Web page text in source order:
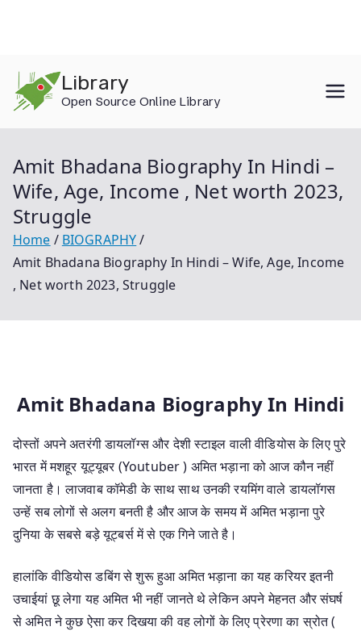
content
Library
Open Source Online Library
Amit Bhadana Biography In Hindi –
Wife, Age, Income , Net worth 2023,
Struggle
Home
BIOGRAPHY
Amit Bhadana Biography In Hindi – Wife, Age, Income
, Net worth 2023, Struggle
Amit Bhadana Biography In Hindi
दोस्तों अपने अतरंगी डायलॉग्स और देशी स्टाइल वाली वीडियोस के लिए पुरे
भारत में मशहूर यूट्यूबर (Youtuber ) अमित भड़ाना को आज कौन नहीं
जानता है। लाजवाब कॉमेडी के साथ साथ उनकी रयमिंग वाले डायलॉगस
उन्हें सब लोगों से अलग बनती है और आज के समय में अमित भड़ाना पुरे
दुनिया के सबसे बड़े यूट्बर्स में से एक गिने जाते है।
हालांकि वीडियोस डबिंग से शुरू हुआ अमित भड़ाना का यह करियर इतनी
उचाईयां छू लेगा यह अमित भी नहीं जानते थे लेकिन अपने मेहनत और संघर्ष
से अमित ने कुछ ऐसा कर दिखया की वह लोगों के लिए प्रेरणा का स्रोत (